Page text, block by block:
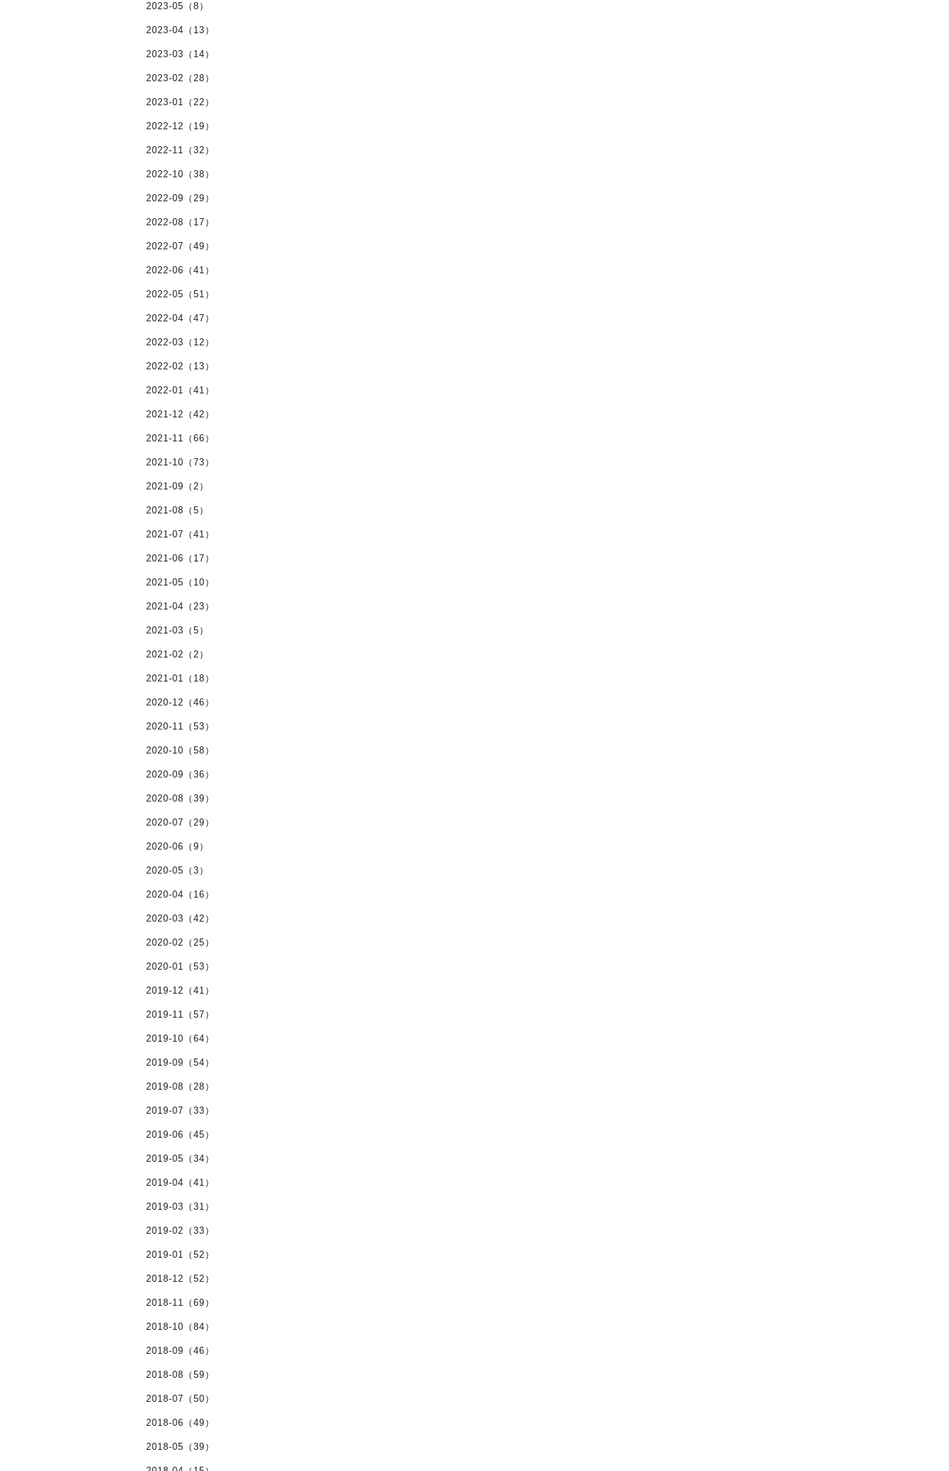
2023-05（8）
2023-04（13）
2023-03（14）
2023-02（28）
2023-01（22）
2022-12（19）
2022-11（32）
2022-10（38）
2022-09（29）
2022-08（17）
2022-07（49）
2022-06（41）
2022-05（51）
2022-04（47）
2022-03（12）
2022-02（13）
2022-01（41）
2021-12（42）
2021-11（66）
2021-10（73）
2021-09（2）
2021-08（5）
2021-07（41）
2021-06（17）
2021-05（10）
2021-04（23）
2021-03（5）
2021-02（2）
2021-01（18）
2020-12（46）
2020-11（53）
2020-10（58）
2020-09（36）
2020-08（39）
2020-07（29）
2020-06（9）
2020-05（3）
2020-04（16）
2020-03（42）
2020-02（25）
2020-01（53）
2019-12（41）
2019-11（57）
2019-10（64）
2019-09（54）
2019-08（28）
2019-07（33）
2019-06（45）
2019-05（34）
2019-04（41）
2019-03（31）
2019-02（33）
2019-01（52）
2018-12（52）
2018-11（69）
2018-10（84）
2018-09（46）
2018-08（59）
2018-07（50）
2018-06（49）
2018-05（39）